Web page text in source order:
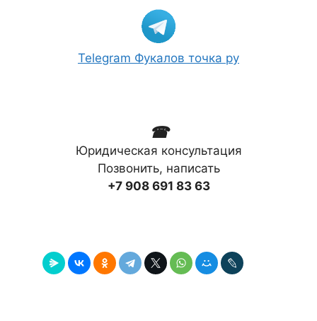
Telegram Фукалов точка ру
☎
Юридическая консультация
Позвонить, написать
+7 908 691 83 63